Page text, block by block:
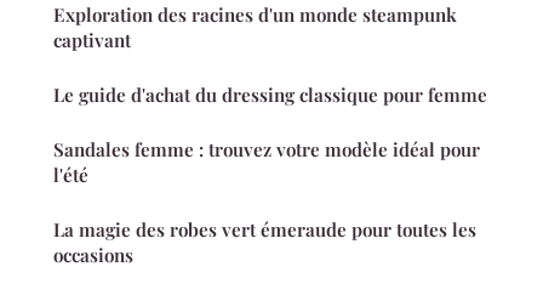
Exploration des racines d'un monde steampunk
captivant
Le guide d'achat du dressing classique pour femme
Sandales femme : trouvez votre modèle idéal pour
l'été
La magie des robes vert émeraude pour toutes les
occasions